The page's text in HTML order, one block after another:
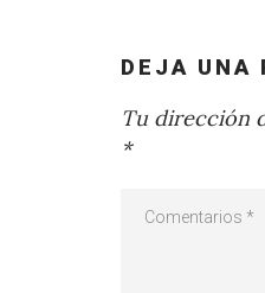
DEJA UNA
Tu dirección
*